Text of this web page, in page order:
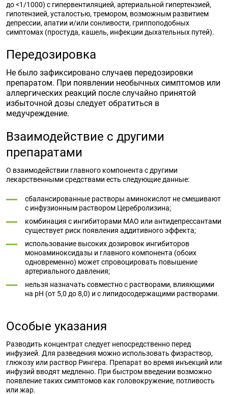
до <1/1000) с гипервентиляцией, артериальной гипертензией,
гипотензией, усталостью, тремором, возможным развитием
депрессии, апатии и/или сонливости, гриппоподобных
симптомах (простуда, кашель, инфекции дыхательных путей).
Передозировка
Не было зафиксировано случаев передозировки
препаратом. При появлении необычных симптомов или
аллергических реакций после случайно принятой
избыточной дозы следует обратиться в
медучреждение.
Взаимодействие с другими
препаратами
О взаимодействии главного компонента с другими
лекарственными средствами есть следующие данные:
сбалансированные растворы аминокислот не смешивают
с инфузионным раствором Церебролизина;
комбинация с ингибиторами МАО или антидепрессантами
существует риск появления аддитивного эффекта;
использование высоких дозировок ингибиторов
моноаминоксидазы и главного компонента (обоих
одновременно) может спровоцировать повышение
артериального давления;
нельзя назначать совместно с растворами, влияющими
на рН (от 5,0 до 8,0) и с липидосодержащими растворами.
Особые указания
Разводить концентрат следует непосредственно перед
инфузией. Для разведения можно использовать физраствор,
глюкозу или раствор Рингера. Препарат во время инъекций или
инфузий вводят медленно. При быстром введении возможно
появление таких симптомов как головокружение, потливость
или жар.